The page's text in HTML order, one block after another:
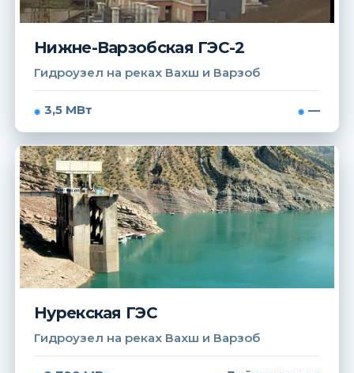
Нижне-Варзобская ГЭС-2
Гидроузел на реках Вахш и Варзоб
3,5 МВт —
Нурекская ГЭС
Гидроузел на реках Вахш и Варзоб